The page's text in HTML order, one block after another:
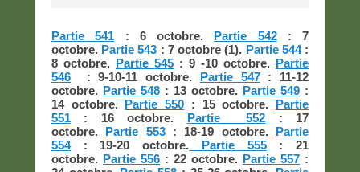
Partie 541 : 6 octobre. Partie 542: 7
octobre. Partie 543 : 7 octobre (1). Partie 544:
8 octobre. Partie 545 : 9 -10 octobre. Partie
546 : 9-10-11 octobre. Partie 547: 11-12
octobre. Partie 548 : 13 octobre. Partie 549 :
14 octobre. Partie 550 : 15 octobre. Partie
551 : 16 octobre. Partie 552 : 17
octobre. Partie 553: 18-19 octobre. Partie
554: 19-20 octobre. Partie 555: 21
octobre. Partie 556 : 22 octobre. Partie 557 :